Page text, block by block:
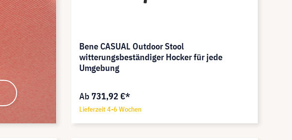
Bene CASUAL Outdoor Stool
witterungsbeständiger Hocker für jede
Umgebung
Ab 731,92 €*
Lieferzeit 4-6 Wochen